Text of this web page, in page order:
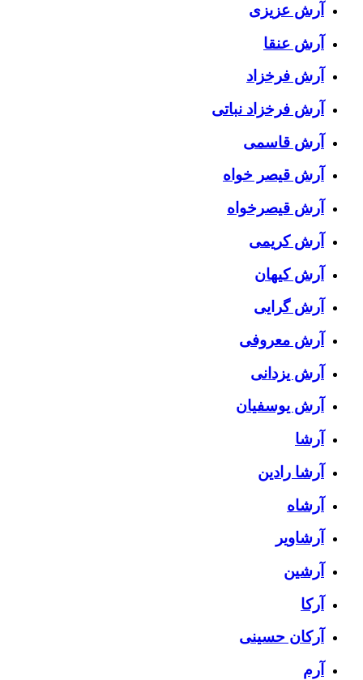
آرش عزیزی
آرش عنقا
آرش فرخزاد
آرش فرخزاد نباتی
آرش قاسمی
آرش قیصر خواه
آرش قیصرخواه
آرش کریمی
آرش کیهان
آرش گرایی
آرش معروفی
آرش یزدانی
آرش یوسفیان
آرشا
آرشا رادین
آرشاه
آرشاویر
آرشین
آرکا
آرکان حسینی
آرم